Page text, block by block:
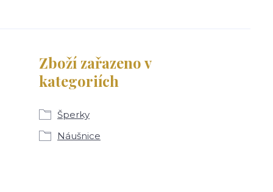
Zboží zařazeno v
kategoriích
Šperky
Náušnice